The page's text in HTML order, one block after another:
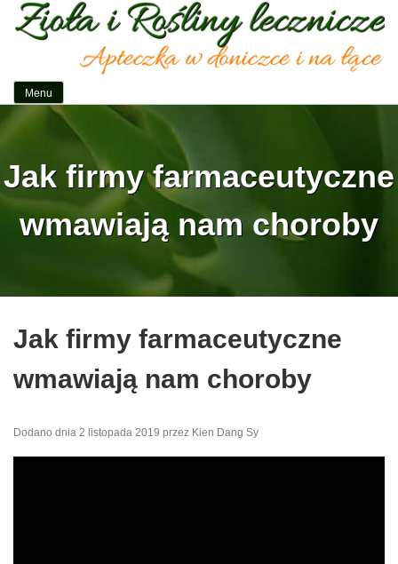
Zioła i rośliny lecznicze
Apteczka w doniczce i na łące
Menu
Jak firmy farmaceutyczne
wmawiają nam choroby
Jak firmy farmaceutyczne
wmawiają nam choroby
Dodano dnia 2 listopada 2019 przez Kien Dang Sy